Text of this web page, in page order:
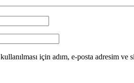
için adım, e-posta adresim ve